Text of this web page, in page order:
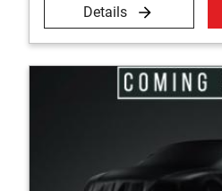
Details